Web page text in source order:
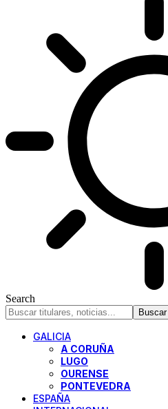
Search
GALICIA
A CORUÑA
LUGO
OURENSE
PONTEVEDRA
ESPAÑA